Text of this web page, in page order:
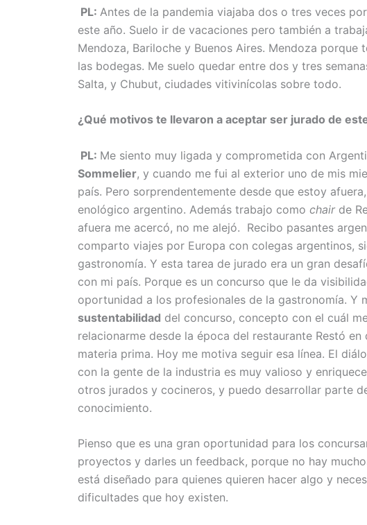
PL: Antes de la pandemia viajaba dos o tres veces
este año. Suelo ir de vacaciones pero también a
Mendoza, Bariloche y Buenos Aires. Mendoza
las bodegas. Me suelo quedar entre dos y tres
Salta, y Chubut, ciudades vitivinícolas sobre todo.
¿Qué motivos te llevaron a aceptar ser jurado de
PL: Me siento muy ligada y comprometida con
Sommelier, y cuando me fui al exterior uno de mis
país. Pero sorprendentemente desde que estoy
enológico argentino. Además trabajo como chairde
afuera me acercó, no me alejó. Recibo pasantes
comparto viajes por Europa con colegas argentinos,
gastronomía. Y esta tarea de jurado era un gran
con mi país. Porque es un concurso que le da
oportunidad a los profesionales de la gastronomía. Y
sustentabilidad del concurso, concepto con el cuál
relacionarme desde la época del restaurante Restó
materia prima. Hoy me motiva seguir esa línea. El
con la gente de la industria es muy valioso y
otros jurados y cocineros, y puedo desarrollar parte
conocimiento.
Pienso que es una gran oportunidad para los
proyectos y darles un feedback, porque no hay
está diseñado para quienes quieren hacer algo y
dificultades que hoy existen.